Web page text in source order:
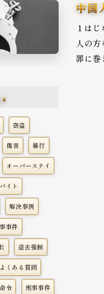
中国
１は
人の
罪に
窃盗
傷害 暴行
オーバーステイ
イト
解決事例
事件
退去强制
よくある質問
令 刑事事件